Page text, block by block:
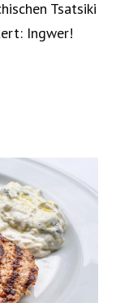
Tsatsiki
Ingwer!